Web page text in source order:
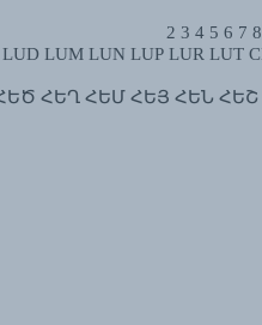
2 3 4 5 6 7 8
LUD LUM LUN LUP LUR LUT
ՀԵՂ ՀԵՄ ՀԵՅ ՀԵՆ ՀԵՇ